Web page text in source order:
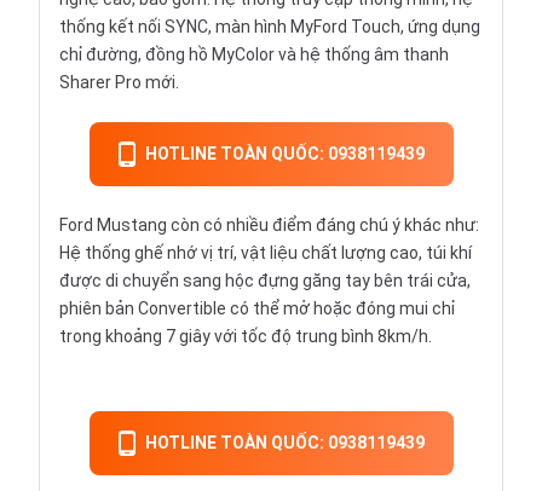
thống kết nối SYNC, màn hình MyFord Touch, ứng dụng
chỉ đường, đồng hồ MyColor và hệ thống âm thanh
Sharer Pro mới.
HOTLINE TOÀN QUỐC: 0938119439
Ford Mustang còn có nhiều điểm đáng chú ý khác như:
Hệ thống ghế nhớ vị trí, vật liệu chất lượng cao, túi khí
được di chuyển sang hộc đựng găng tay bên trái cửa,
phiên bản Convertible có thể mở hoặc đóng mui chỉ
trong khoảng 7 giây với tốc độ trung bình 8km/h.
HOTLINE TOÀN QUỐC: 0938119439